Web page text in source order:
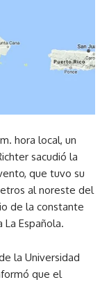
hora local, un
sacudió la
que tuvo su
al noreste del
de la constante
Española.
la Universidad
que el